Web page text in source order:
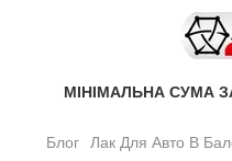
МІНІМАЛЬНА СУМА
Блог Лак Для Авто В